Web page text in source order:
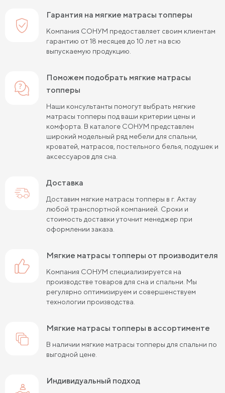
Гарантия на мягкие матрасы топперы
Компания СОНУМ предоставляет своим клиентам
гарантию от 18 месяцев до 10 лет на всю
выпускаемую продукцию.
Поможем подобрать мягкие матрасы
топперы
Наши консультанты помогут выбрать мягкие
матрасы топперы под ваши критерии цены и
комфорта. В каталоге СОНУМ представлен
широкий модельный ряд мебели для спальни,
кроватей, матрасов, постельного белья, подушек и
аксессуаров для сна.
Доставка
Доставим мягкие матрасы топперы в г. Актау
любой транспортной компанией. Сроки и
стоимость доставки уточнит менеджер при
оформлении заказа.
мягкие матрасы топперы от производителя
Компания СОНУМ специализируется на
производстве товаров для сна и спальни. Мы
регулярно оптимизируем и совершенствуем
технологии производства.
мягкие матрасы топперы в ассортименте
В наличии мягкие матрасы топперы для спальни по
выгодной цене.
Индивидуальный подход